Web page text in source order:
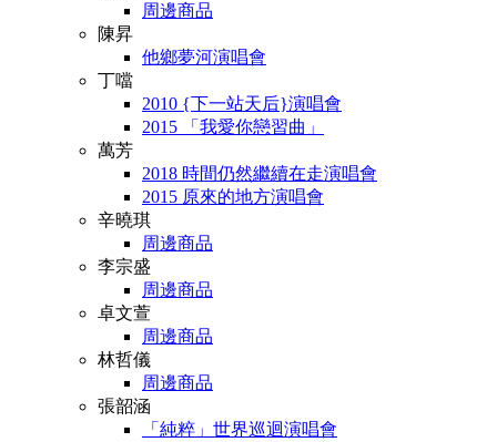
周邊商品
陳昇
他鄉夢河演唱會
丁噹
2010 {下一站天后}演唱會
2015 「我愛你戀習曲」
萬芳
2018 時間仍然繼續在走演唱會
2015 原來的地方演唱會
辛曉琪
周邊商品
李宗盛
周邊商品
卓文萱
周邊商品
林哲儀
周邊商品
張韶涵
「純粹」世界巡迴演唱會